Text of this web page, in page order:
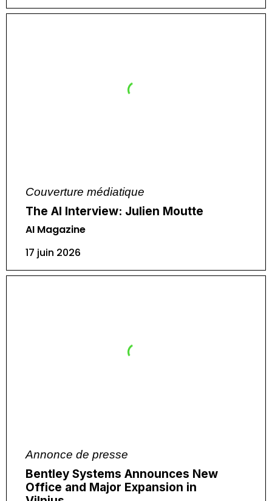
Couverture médiatique
The AI Interview: Julien Moutte
AI Magazine
17 juin 2026
Annonce de presse
Bentley Systems Announces New
Office and Major Expansion in